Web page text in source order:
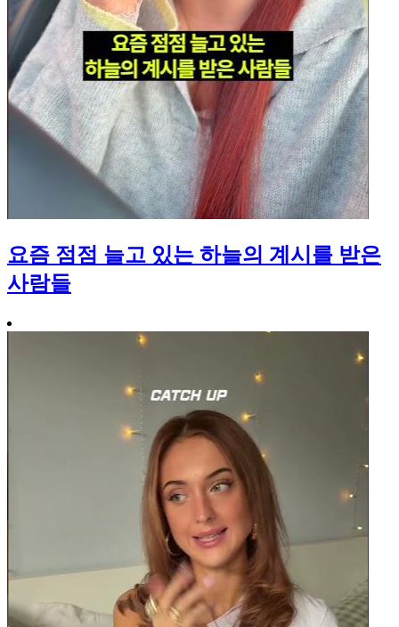
요즘 점점 늘고 있는 하늘의 계시를 받은
사람들